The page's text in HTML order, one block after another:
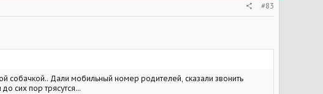
#83
собачкой.. Дали мобильный номер родителей, сказали звонить
сих пор трясутся...